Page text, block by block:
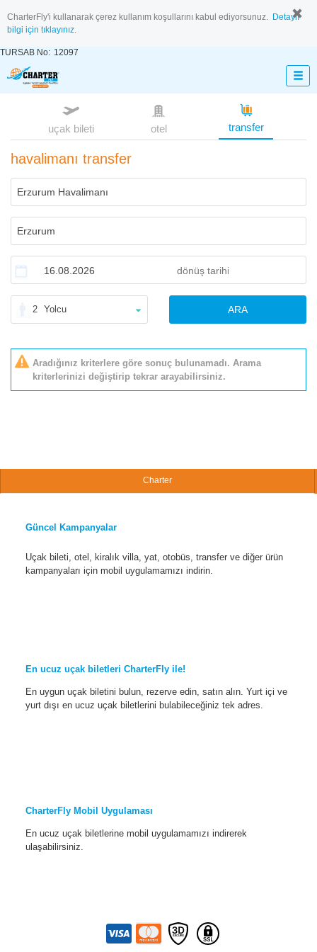
CharterFly'i kullanarak çerez kullanım koşullarını kabul ediyorsunuz. Detaylı
bilgi için tıklayınız.
TURSAB No: 12097
uçak bileti otel transfer
havalimanı transfer
2 Yolcu ARA
Aradığınız kriterlere göre sonuç bulunamadı. Arama
kriterlerinizi değiştirip tekrar arayabilirsiniz.
Charter
Güncel Kampanyalar
Uçak bileti, otel, kiralık villa, yat, otobüs, transfer ve diğer ürün
kampanyaları için mobil uygulamamızı indirin.
En ucuz uçak biletleri CharterFly ile!
En uygun uçak biletini bulun, rezerve edin, satın alın. Yurt içi ve
yurt dışı en ucuz uçak biletlerini bulabileceğiniz tek adres.
CharterFly Mobil Uygulaması
En ucuz uçak biletlerine mobil uygulamamızı indirerek
ulaşabilirsiniz.